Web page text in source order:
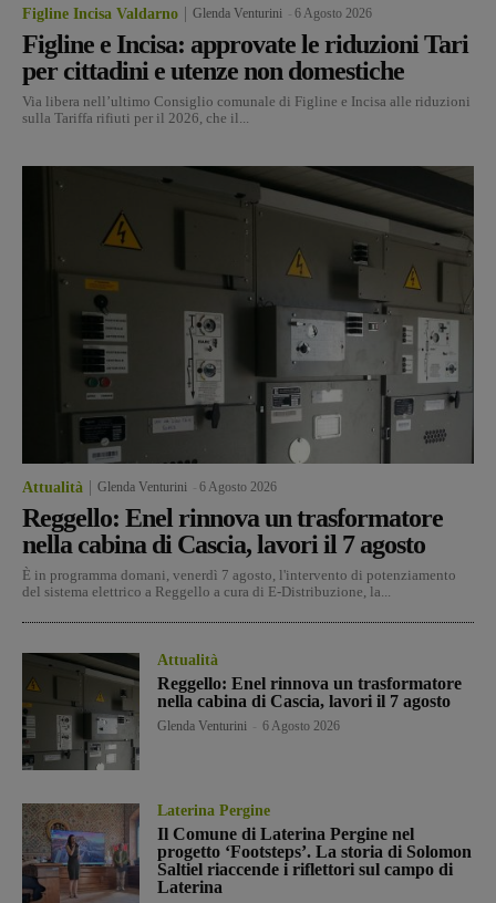
Figline Incisa Valdarno Glenda Venturini 6 Agosto 2026
Figline e Incisa: approvate le riduzioni Tari
per cittadini e utenze non domestiche
Via libera nell’ultimo Consiglio comunale di Figline e Incisa alle riduzioni
sulla Tariffa rifiuti per il 2026, che il...
Attualità Glenda Venturini 6 Agosto 2026
Reggello: Enel rinnova un trasformatore
nella cabina di Cascia, lavori il 7 agosto
È in programma domani, venerdì 7 agosto, l'intervento di potenziamento
del sistema elettrico a Reggello a cura di E-Distribuzione, la...
Attualità
Reggello: Enel rinnova un trasformatore
nella cabina di Cascia, lavori il 7 agosto
Glenda Venturini 6 Agosto 2026
Laterina Pergine
Il Comune di Laterina Pergine nel
progetto ‘Footsteps’. La storia di Solomon
Saltiel riaccende i riflettori sul campo di
Laterina